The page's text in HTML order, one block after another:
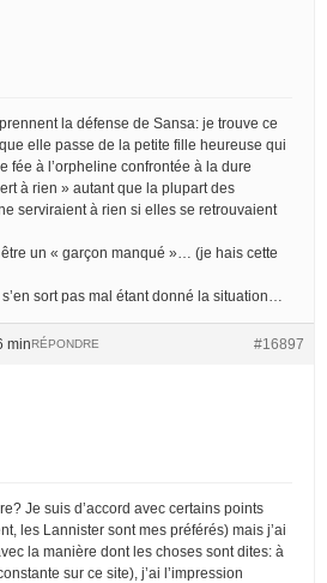
la défense de Sansa: je trouve ce
elle passe de la petite fille heureuse qui
fée à l’orpheline confrontée à la dure
à rien » autant que la plupart des
serviraient à rien si elles se retrouvaient
un « garçon manqué »… (je hais cette
sort pas mal étant donné la situation…
min #16897
RÉPONDRE
Je suis d’accord avec certains points
les Lannister sont mes préférés) mais j’ai
la manière dont les choses sont dites: à
sur ce site), j’ai l’impression